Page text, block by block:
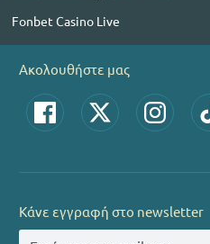
Fonbet Casino Live
Ακολουθήστε μας
Κάνε εγγραφή στο newsletter